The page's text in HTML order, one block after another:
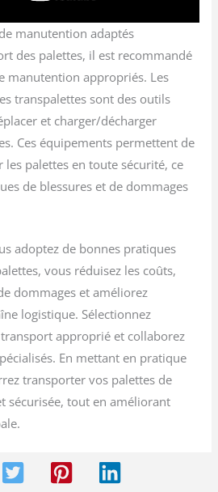
manutention adaptés
des palettes, il est recommandé
manutention appropriés. Les
transpalettes sont des outils
et charger/décharger
Ces équipements permettent de
les palettes en toute sécurité, ce
de blessures et de dommages
adoptez de bonnes pratiques
vous réduisez les coûts,
dommages et améliorez
logistique. Sélectionnez
approprié et collaborez
En mettant en pratique
transporter vos palettes de
sécurisée, tout en améliorant